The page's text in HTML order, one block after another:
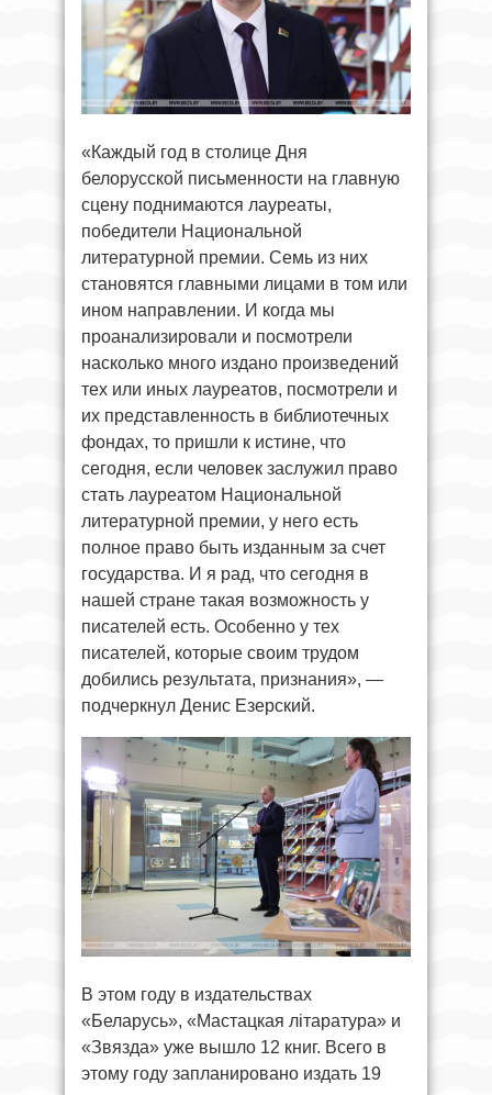
«Каждый год в столице Дня
белорусской письменности на главную
сцену поднимаются лауреаты,
победители Национальной
литературной премии. Семь из них
становятся главными лицами в том или
ином направлении. И когда мы
проанализировали и посмотрели
насколько много издано произведений
тех или иных лауреатов, посмотрели и
их представленность в библиотечных
фондах, то пришли к истине, что
сегодня, если человек заслужил право
стать лауреатом Национальной
литературной премии, у него есть
полное право быть изданным за счет
государства. И я рад, что сегодня в
нашей стране такая возможность у
писателей есть. Особенно у тех
писателей, которые своим трудом
добились результата, признания», —
подчеркнул Денис Езерский.
В этом году в издательствах
«Беларусь», «Мастацкая літаратура» и
«Звязда» уже вышло 12 книг. Всего в
этому году запланировано издать 19